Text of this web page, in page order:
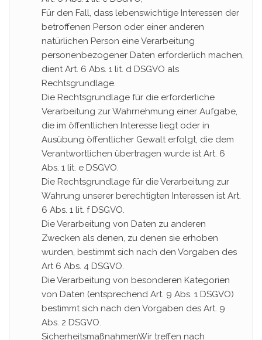
Für den Fall, dass lebenswichtige Interessen der
betroffenen Person oder einer anderen
natürlichen Person eine Verarbeitung
personenbezogener Daten erforderlich machen,
dient Art. 6 Abs. 1 lit. d DSGVO als
Rechtsgrundlage.
Die Rechtsgrundlage für die erforderliche
Verarbeitung zur Wahrnehmung einer Aufgabe,
die im öffentlichen Interesse liegt oder in
Ausübung öffentlicher Gewalt erfolgt, die dem
Verantwortlichen übertragen wurde ist Art. 6
Abs. 1 lit. e DSGVO.
Die Rechtsgrundlage für die Verarbeitung zur
Wahrung unserer berechtigten Interessen ist Art.
6 Abs. 1 lit. f DSGVO.
Die Verarbeitung von Daten zu anderen
Zwecken als denen, zu denen sie erhoben
wurden, bestimmt sich nach den Vorgaben des
Art 6 Abs. 4 DSGVO.
Die Verarbeitung von besonderen Kategorien
von Daten (entsprechend Art. 9 Abs. 1 DSGVO)
bestimmt sich nach den Vorgaben des Art. 9
Abs. 2 DSGVO.
SicherheitsmaßnahmenWir treffen nach